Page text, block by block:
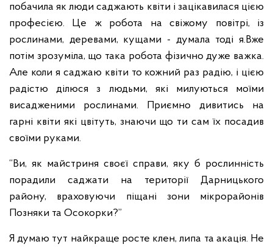
побачила як люди саджають квіти і зацікавилася цією
професією. Це ж робота на свіжому повітрі, із
рослинами, деревами, кущами - думала тоді я. Вже
потім зрозуміла, що така робота фізично дуже важка.
Але коли я саджаю квіти то кожний раз радію, і цією
радістю ділюся з людьми, які милуються моїми
висадженими рослинами. Приємно дивитись на
гарні квіти які цвітуть, знаючи що ти сам їх посадив
своїми руками.
“Ви, як майстриня своєї справи, яку б рослинність
порадили саджати на території Дарницького
району, враховуючи піщані зони мікрорайонів
Позняки та Осокорки?”
Я думаю тут найкраще росте клен, липа та акація. Не